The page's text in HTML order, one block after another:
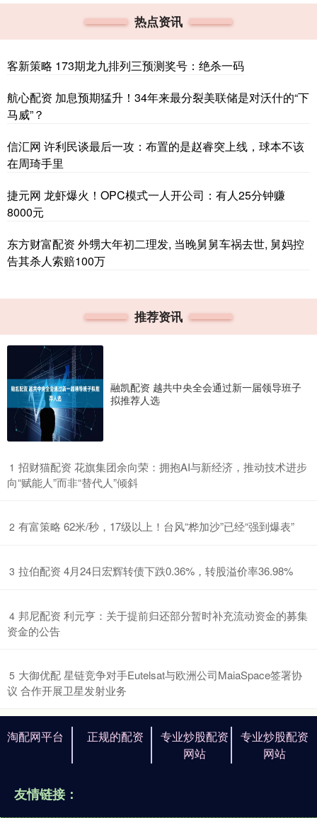
热点资讯
客新策略 173期龙九排列三预测奖号：绝杀一码
航心配资 加息预期猛升！34年来最分裂美联储是对沃什的“下
马威”？
信汇网 许利民谈最后一攻：布置的是赵睿突上线，球本不该
在周琦手里
捷元网 龙虾爆火！OPC模式一人开公司：有人25分钟赚
8000元
东方财富配资 外甥大年初二理发, 当晚舅舅车祸去世, 舅妈控
告其杀人索赔100万
推荐资讯
融凯配资 越共中央全会通过新一届领导班子
拟推荐人选
1 ​招财猫配资 花旗集团余向荣：拥抱AI与新经济，推动技术进步
向“赋能人”而非“替代人”倾斜
2 ​有富策略 62米/秒，17级以上！台风“桦加沙”已经“强到爆表”
3 ​拉伯配资 4月24日宏辉转债下跌0.36%，转股溢价率36.98%
4 ​邦尼配资 利元亨：关于提前归还部分暂时补充流动资金的募集
资金的公告
5 ​大御优配 星链竞争对手Eutelsat与欧洲公司MaiaSpace签署协
议 合作开展卫星发射业务
淘配网平台 正规的配资
专业炒股配资
网站
专业炒股配资
网站
友情链接：